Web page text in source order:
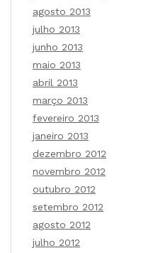
agosto 2013
julho 2013
junho 2013
maio 2013
abril 2013
março 2013
fevereiro 2013
janeiro 2013
dezembro 2012
novembro 2012
outubro 2012
setembro 2012
agosto 2012
julho 2012